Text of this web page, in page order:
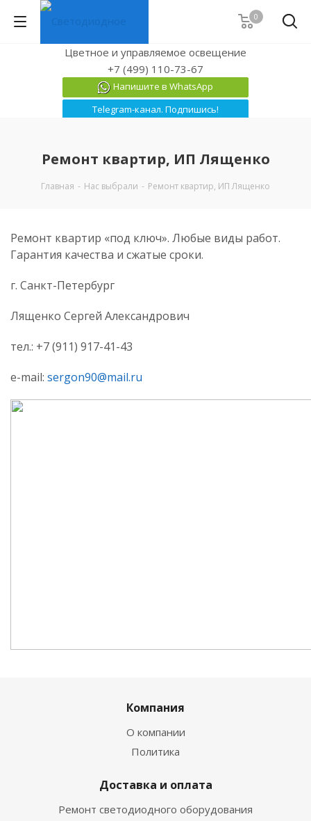
0
Цветное и управляемое освещение
+7 (499) 110-73-67
Напишите в WhatsApp
Telegram-канал. Подпишись!
Ремонт квартир, ИП Лященко
Главная - Нас выбрали - Ремонт квартир, ИП Лященко
Ремонт квартир «под ключ». Любые виды работ.
Гарантия качества и сжатые сроки.
г. Санкт-Петербург
Лященко Сергей Александрович
тел.: +7 (911) 917-41-43
e-mail: sergon90@mail.ru
Компания
О компании
Политика
Доставка и оплата
Ремонт светодиодного оборудования